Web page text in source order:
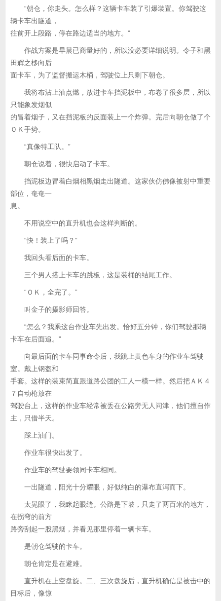
“朝仓，你走头。怎么样？这辆卡车装了引爆装置。你驾驶这
辆卡车出隧道，
往前开上段路，停在路边适当的地方。”
作战方案是早晨已商量好的，所以没必要详细说明。令子和黑
田辉之栘向后
面卡车，为了监督搬运木桶，驾驶位上只剩下朝仓。
我将布沾上油点燃，放进卡车挡泥板中，布卷了很多层，所以
只能象发烟似
的冒着烟子，又在挡泥板的反面装上一个炸弹。完后向朝仓做了个
０Ｋ手势。
“真像特工队。”
朝仓说着，很快启动了卡车。
挡泥板边冒着白烟相黑烟走出隧道。这家伙仿佛像被射中重要
部位，奄奄一
息。
不用说空中的直升机也会这样判断的。
“快！装上了吗？”
我回头看后面的卡车。
三个男人搭上卡车的跳板，这是装桶的结尾工作。
“ＯＫ，全完了。”
叫金子的摄影师回答。
“怎么？我乘这台作业车先出发。恰好五分钟，你们驾驶那辆
卡车在后面追。”
向最后面的卡车同事命令后，我跳上黄色车身的作业车驾驶
室。戴上钢盔和
手套。这样的装束简直跟道路公团的工人一模一样。然后把ＡＫ４
７自动枪放在
驾驶台上，这样的作业车经常被丢在公路旁无人问津，他们擅自作
主，只借半天。
踩上油门。
作业车很快出发了。
作业车的驾驶要领同卡车相同。
一出隧道，阳光十分耀眼，好似纯白的瀑布直泻而下。
太晃眼了，我眯起眼缝。公路是下坡，只走了两百米的地方，
在拐弯的前方
路旁刮起一股黑烟，并看见那里停着一辆卡车。
是朝仓驾驶的卡车。
朝仓肯定是在避难。
直升机在上空盘旋。二、三次盘旋后，直升机确信是被击中的
目标后，像惊